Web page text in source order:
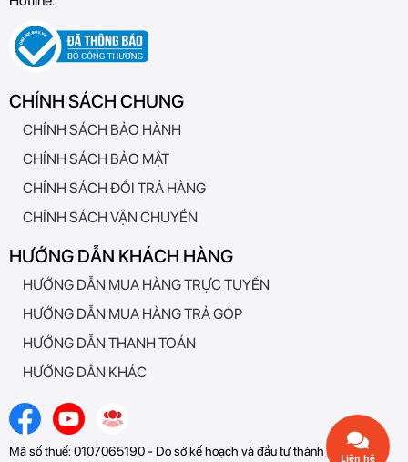
CHÍNH SÁCH CHUNG
CHÍNH SÁCH BẢO HÀNH
CHÍNH SÁCH BẢO MẬT
CHÍNH SÁCH ĐỔI TRẢ HÀNG
CHÍNH SÁCH VẬN CHUYỂN
HƯỚNG DẪN KHÁCH HÀNG
HƯỚNG DẪN MUA HÀNG TRỰC TUYẾN
HƯỚNG DẪN MUA HÀNG TRẢ GÓP
HƯỚNG DẪN THANH TOÁN
HƯỚNG DẪN KHÁC
Mã số thuế: 0107065190 - Do sở kế hoạch và đầu tư thành phố Hà Nội
Liên hệ